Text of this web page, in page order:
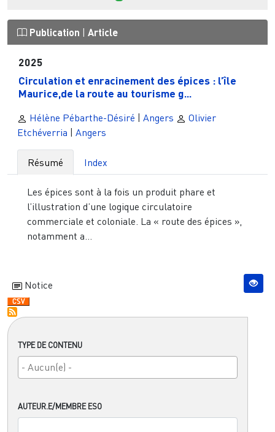
TYPE DE CONTENU
AUTEUR.E/MEMBRE ESO
Publication Article
2025
Circulation et enracinement des épices : l’île
Maurice,de la route au tourisme g...
Hélène Pébarthe-Désiré | Angers
Olivier
Etchéverria | Angers
Résumé Index
Les épices sont à la fois un produit phare et
l’illustration d’une logique circulatoire
commerciale et coloniale. La « route des épices »,
notamment a...
Notice